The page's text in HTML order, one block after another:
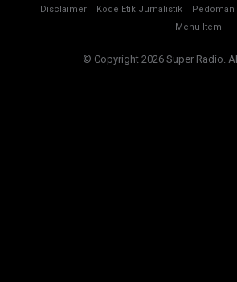
Disclaimer Kode Etik Jurnalistik Pedoman
Menu Item
© Copyright 2026 Super Radio.